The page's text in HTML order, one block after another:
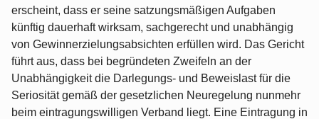
erscheint, dass er seine satzungsmäßigen Aufgaben
künftig dauerhaft wirksam, sachgerecht und unabhängig
von Gewinnerzielungsabsichten erfüllen wird. Das Gericht
führt aus, dass bei begründeten Zweifeln an der
Unabhängigkeit die Darlegungs- und Beweislast für die
Seriosität gemäß der gesetzlichen Neuregelung nunmehr
beim eintragungswilligen Verband liegt. Eine Eintragung in